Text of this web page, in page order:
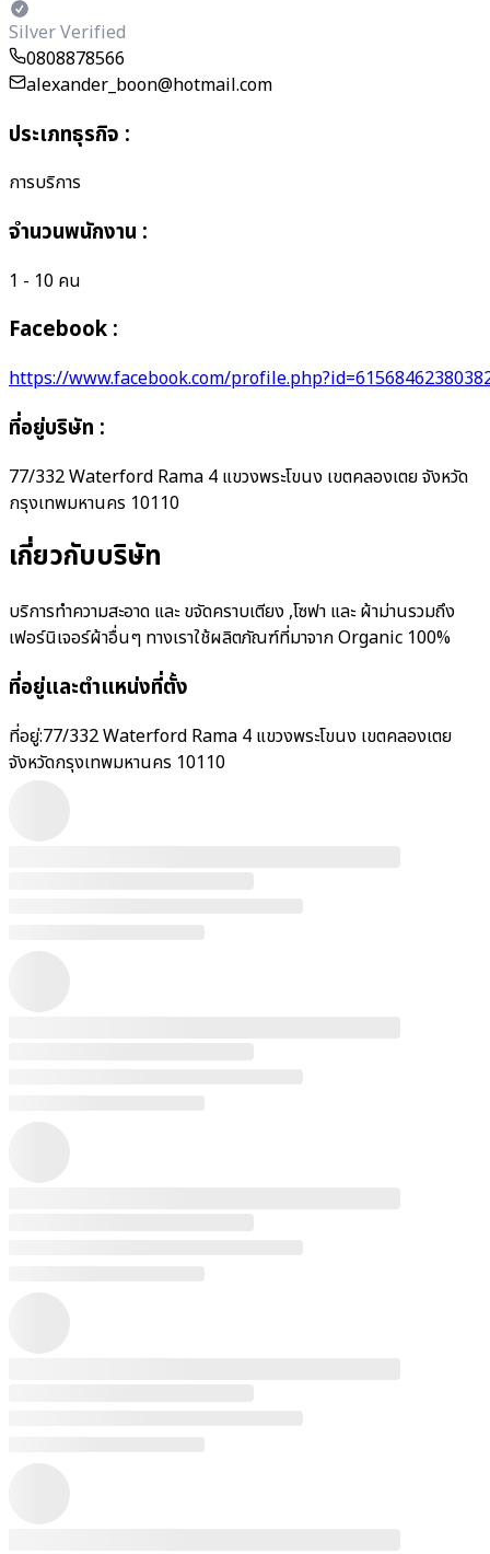
Silver Verified
0808878566
alexander_boon@hotmail.com
ประเภทธุรกิจ :
การบริการ
จำนวนพนักงาน :
1 - 10 คน
Facebook :
https://www.facebook.com/
ที่อยู่บริษัท :
77/332 Waterford Rama 4 แขวงพระโขนง เขตคลองเตย จังหวัด
กรุงเทพมหานคร 10110
เกี่ยวกับบริษัท
บริการทำความสะอาด และ ขจัดคราบเตียง ,โซฟา และ ผ้าม่านรวมถึง
เฟอร์นิเจอร์ผ้าอื่นๆ ทางเราใช้ผลิตภัณฑ์ที่มาจาก Organic 100%
ที่อยู่และตำแหน่งที่ตั้ง
ที่อยู่:77/332 Waterford Rama 4 แขวงพระโขนง เขตคลองเตย
จังหวัดกรุงเทพมหานคร 10110